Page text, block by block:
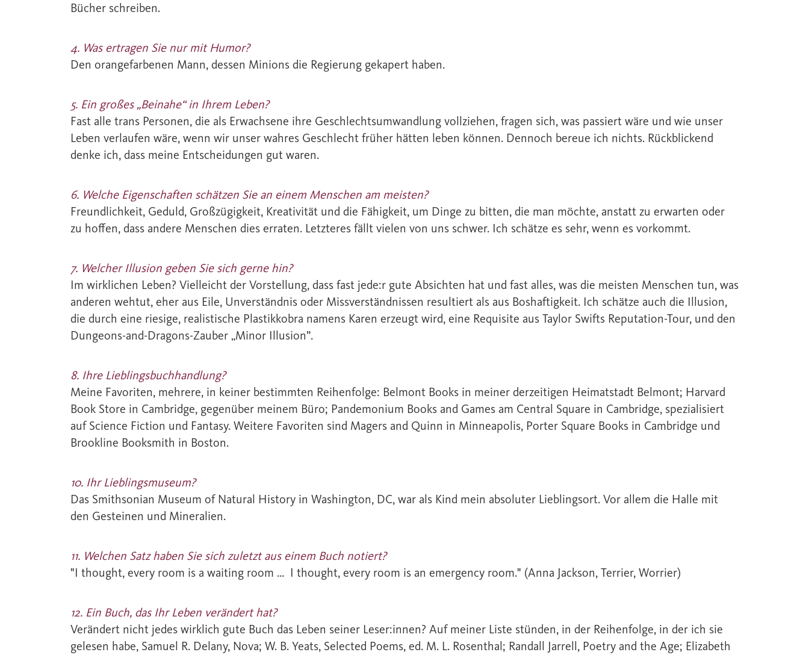
Bücher schreiben.
4. Was ertragen Sie nur mit Humor?
Den orangefarbenen Mann, dessen Minions die Regierung gekapert haben.
5. Ein großes „Beinahe“ in Ihrem Leben?
Fast alle trans Personen, die als Erwachsene ihre Geschlechtsumwandlung vollziehen, fragen sich, was passiert wäre und wie unser
Leben verlaufen wäre, wenn wir unser wahres Geschlecht früher hätten leben können. Dennoch bereue ich nichts. Rückblickend
denke ich, dass meine Entscheidungen gut waren.
6. Welche Eigenschaften schätzen Sie an einem Menschen am meisten?
Freundlichkeit, Geduld, Großzügigkeit, Kreativität und die Fähigkeit, um Dinge zu bitten, die man möchte, anstatt zu erwarten oder
zu hoffen, dass andere Menschen dies erraten. Letzteres fällt vielen von uns schwer. Ich schätze es sehr, wenn es vorkommt.
7. Welcher Illusion geben Sie sich gerne hin?
Im wirklichen Leben? Vielleicht der Vorstellung, dass fast jede:r gute Absichten hat und fast alles, was die meisten Menschen tun, was
anderen wehtut, eher aus Eile, Unverständnis oder Missverständnissen resultiert als aus Boshaftigkeit. Ich schätze auch die Illusion,
die durch eine riesige, realistische Plastikkobra namens Karen erzeugt wird, eine Requisite aus Taylor Swifts Reputation-Tour, und den
Dungeons-and-Dragons-Zauber „Minor Illusion”.
8. Ihre Lieblingsbuchhandlung?
Meine Favoriten, mehrere, in keiner bestimmten Reihenfolge: Belmont Books in meiner derzeitigen Heimatstadt Belmont; Harvard
Book Store in Cambridge, gegenüber meinem Büro; Pandemonium Books and Games am Central Square in Cambridge, spezialisiert
auf Science Fiction und Fantasy. Weitere Favoriten sind Magers and Quinn in Minneapolis, Porter Square Books in Cambridge und
Brookline Booksmith in Boston.
10. Ihr Lieblingsmuseum?
Das Smithsonian Museum of Natural History in Washington, DC, war als Kind mein absoluter Lieblingsort. Vor allem die Halle mit
den Gesteinen und Mineralien.
11. Welchen Satz haben Sie sich zuletzt aus einem Buch notiert?
"I thought, every room is a waiting room … I thought, every room is an emergency room." (Anna Jackson, Terrier, Worrier)
12. Ein Buch, das Ihr Leben verändert hat?
Verändert nicht jedes wirklich gute Buch das Leben seiner Leser:innen? Auf meiner Liste stünden, in der Reihenfolge, in der ich sie
gelesen habe, Samuel R. Delany, Nova; W. B. Yeats, Selected Poems, ed. M. L. Rosenthal; Randall Jarrell, Poetry and the Age; Elizabeth